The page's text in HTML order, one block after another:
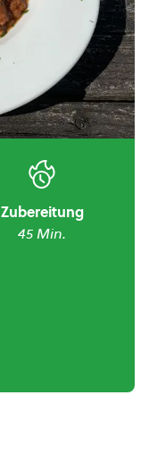
Zubereitung
45 Min.